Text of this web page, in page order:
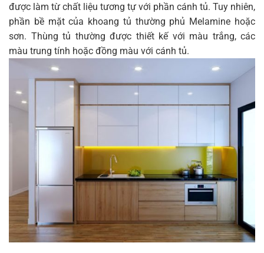
được làm từ chất liệu tương tự với phần cánh tủ. Tuy nhiên,
phần bề mặt của khoang tủ thường phủ Melamine hoặc
sơn. Thùng tủ thường được thiết kế với màu trắng, các
màu trung tính hoặc đồng màu với cánh tủ.